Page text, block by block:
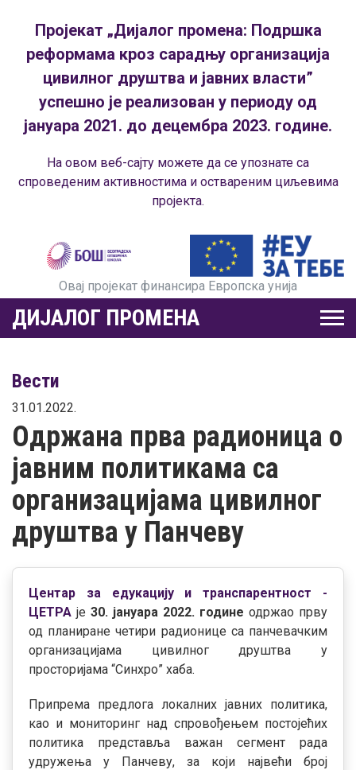
Пројекат „Дијалог промена: Подршка
реформама кроз сарадњу организација
цивилног друштва и јавних власти”
успешно је реализован у периоду од
јануара 2021. до децембра 2023. године.
На овом веб-сајту можете да се упознате са
спроведеним активностима и оствареним циљевима
пројекта.
Овај пројекат финансира Европска унија
ДИЈАЛОГ ПРОМЕНА
Вести
31.01.2022.
Одржана прва радионица о
јавним политикама са
организацијама цивилног
друштва у Панчеву
Центар за едукацију и транспарентност -
ЦЕТРА је 30. јануара 2022. године одржао прву
од планиране четири радионице са панчевачким
организацијама цивилног друштва у
просторијама “Синхро” хаба.
Припрема предлога локалних јавних политика,
као и мониторинг над спровођењем постојећих
политика представља важан сегмент рада
удружења у Панчеву, за који највећи број